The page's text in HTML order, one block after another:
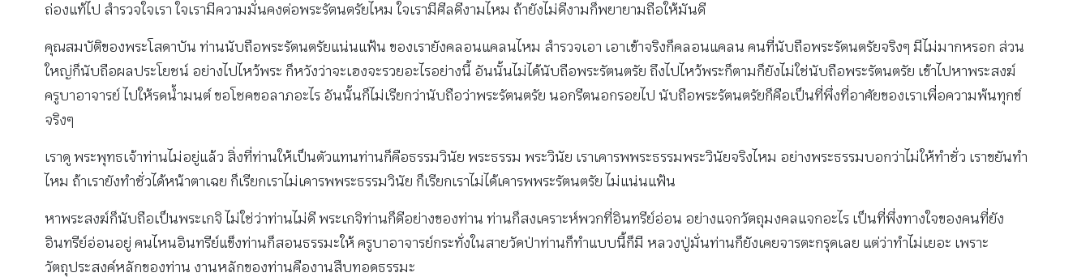
ถ่องแท้ไป สํารวจใจเรา ใจเรามีความมั่นคงต่อพระรัตนตรัยไหม ใจเรามีศีลดีงามไหม ถ้ายังไม่ดีงามก็พยายามถือให้มันดี
คุณสมบัติของพระโสดาบัน ท่านนับถือพระรัตนตรัยแน่นแฟ้น ของเรายังคลอนแคลนไหม สํารวจเอา เอาเข้าจริงก็คลอนแคลน คนที่นับถือพระรัตนตรัยจริงๆ มีไม่มากหรอก ส่วน
ใหญ่ก็นับถือผลประโยชน์ อย่างไปไหว้พระ ก็หวังว่าจะเฮงจะรวยอะไรอย่างนี้ อันนั้นไม่ได้นับถือพระรัตนตรัย ถึงไปไหว้พระก็ตามก็ยังไม่ใช่นับถือพระรัตนตรัย เข้าไปหาพระสงฆ์
ครูบาอาจารย์ ไปให้รดน้ำมนต์ ขอโชคขอลาภอะไร อันนั้นก็ไม่เรียกว่านับถือว่าพระรัตนตรัย นอกรีตนอกรอยไป นับถือพระรัตนตรัยก็คือเป็นที่พึ่งที่อาศัยของเราเพื่อความพ้นทุกข์
จริงๆ
เราดู พระพุทธเจ้าท่านไม่อยู่แล้ว สิ่งที่ท่านให้เป็นตัวแทนท่านก็คือธรรมวินัย พระธรรม พระวินัย เราเคารพพระธรรมพระวินัยจริงไหม อย่างพระธรรมบอกว่าไม่ให้ทำชั่ว เราขยันทำ
ไหม ถ้าเรายังทำชั่วได้หน้าตาเฉย ก็เรียกเราไม่เคารพพระธรรมวินัย ก็เรียกเราไม่ได้เคารพพระรัตนตรัย ไม่แน่นแฟ้น
หาพระสงฆ์ก็นับถือเป็นพระเกจิ ไม่ใช่ว่าท่านไม่ดี พระเกจิท่านก็ดีอย่างของท่าน ท่านก็สงเคราะห์พวกที่อินทรีย์อ่อน อย่างแจกวัตถุมงคลแจกอะไร เป็นที่พึ่งทางใจของคนที่ยัง
อินทรีย์อ่อนอยู่ คนไหนอินทรีย์แข็งท่านก็สอนธรรมะให้ ครูบาอาจารย์กระทั่งในสายวัดป่าท่านก็ทำแบบนี้ก็มี หลวงปู่มั่นท่านก็ยังเคยจารตะกรุดเลย แต่ว่าทำไม่เยอะ เพราะ
วัตถุประสงค์หลักของท่าน งานหลักของท่านคืองานสืบทอดธรรมะ